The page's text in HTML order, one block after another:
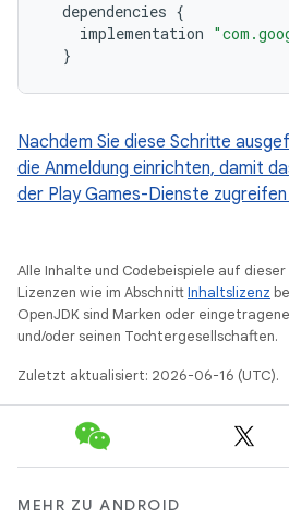
dependencies {
implementation
}
Nachdem Sie diese Schritte
die Anmeldung einrichten, damit
der Play Games-Dienste zugreifen
Alle Inhalte und Codebeispiele auf
Lizenzen wie im AbschnittInhaltslizenz
OpenJDK sind Marken oder
und/oder seinen Tochtergesellschaften.
Zuletzt aktualisiert: 2026-06-16 (UTC).
MEHR ZU ANDROID